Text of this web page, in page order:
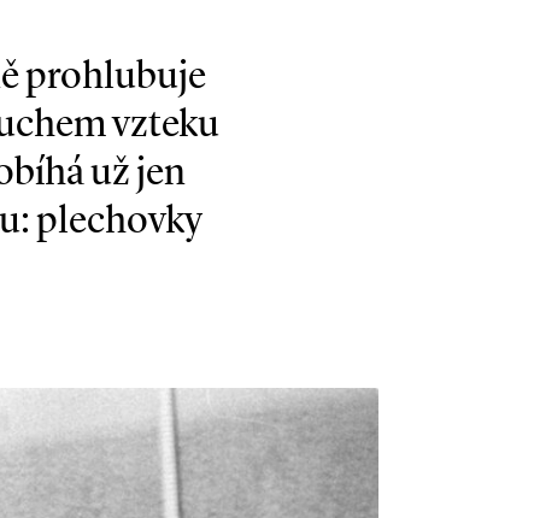
prohlubuje
vzteku
už jen
plechovky